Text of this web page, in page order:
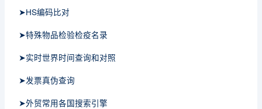
➤HS编码比对
➤特殊物品检验检疫名录
➤实时世界时间查询和对照
➤发票真伪查询
➤外贸常用各国搜索引擎